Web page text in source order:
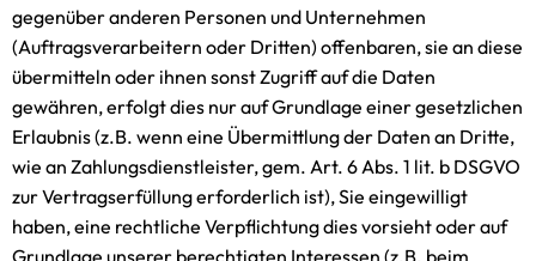
gegenüber anderen Personen und Unternehmen
(Auftragsverarbeitern oder Dritten) offenbaren, sie an diese
übermitteln oder ihnen sonst Zugriff auf die Daten
gewähren, erfolgt dies nur auf Grundlage einer gesetzlichen
Erlaubnis (z.B. wenn eine Übermittlung der Daten an Dritte,
wie an Zahlungsdienstleister, gem. Art. 6 Abs. 1 lit. b DSGVO
zur Vertragserfüllung erforderlich ist), Sie eingewilligt
haben, eine rechtliche Verpflichtung dies vorsieht oder auf
Grundlage unserer berechtigten Interessen (z.B. beim